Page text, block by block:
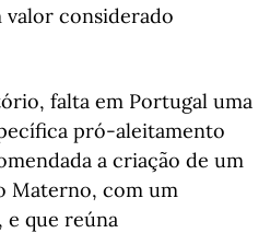
valor considerado
falta em Portugal uma
pró-aleitamento
a criação de um
Materno, com um
que reúna